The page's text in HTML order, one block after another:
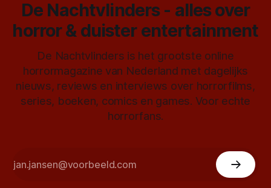
De Nachtvlinders - alles over
horror & duister entertainment
De Nachtvlinders is het grootste online
horrormagazine van Nederland met dagelijks
nieuws, reviews en interviews over horrorfilms,
series, boeken, comics en games. Voor echte
horrorfans.